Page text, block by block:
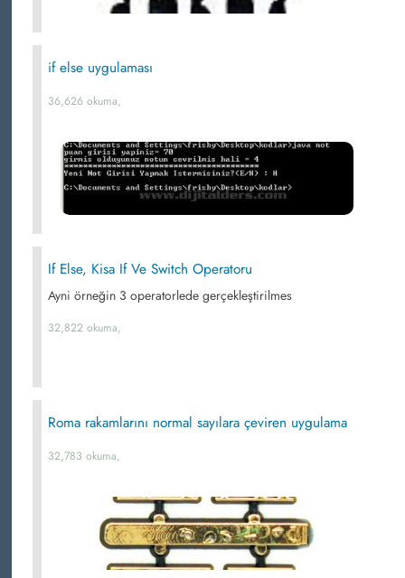
if else uygulaması
36,626 okuma,
If Else, Kisa If Ve Switch Operatoru
Ayni örneğin 3 operatorlede gerçekleştirilmes
32,822 okuma,
Roma rakamlarını normal sayılara çeviren uygulama
32,783 okuma,